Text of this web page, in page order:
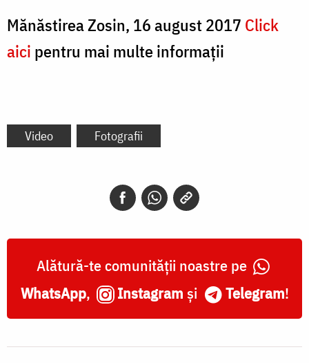
Mănăstirea Zosin, 16 august 2017 Click
aici pentru mai multe informații
Video Fotografii
Alătură-te comunității noastre pe
WhatsApp, Instagram și Telegram!